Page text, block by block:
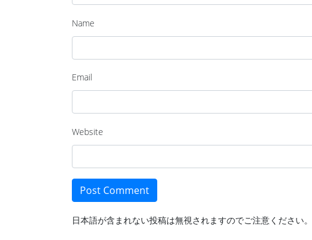
Name
Email
Website
日本語が含まれない投稿は無視されますのでご注意ください。